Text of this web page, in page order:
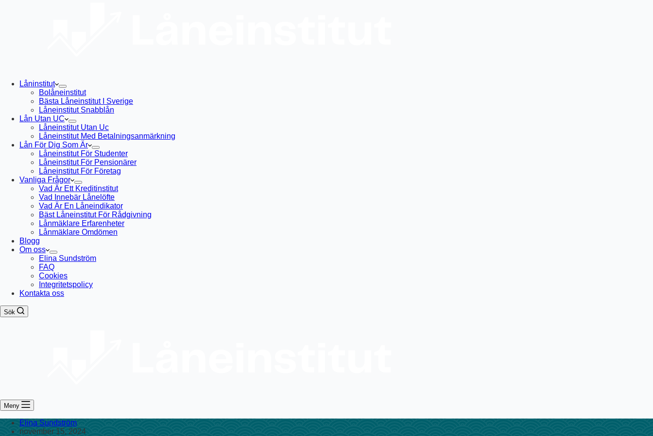
Låninstitut
Bolåneinstitut
Bästa Låneinstitut I Sverige
Låneinstitut Snabblån
Lån Utan UC
Låneinstitut Utan Uc
Låneinstitut Med Betalningsanmärkning
Lån För Dig Som Är
Låneinstitut För Studenter
Låneinstitut För Pensionärer
Låneinstitut För Företag
Vanliga Frågor
Vad Är Ett Kreditinstitut
Vad Innebär Lånelöfte
Vad Är En Låneindikator
Bäst Låneinstitut För Rådgivning
Lånmäklare Erfarenheter
Lånmäklare Omdömen
Blogg
Om oss
Elina Sundström
FAQ
Cookies
Integritetspolicy
Kontakta oss
Sök
Meny
Elina Sundström
november 15, 2024